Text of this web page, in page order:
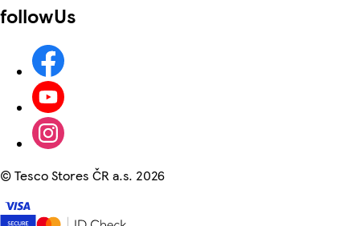
followUs
©Tesco Stores ČR a.s. 2026